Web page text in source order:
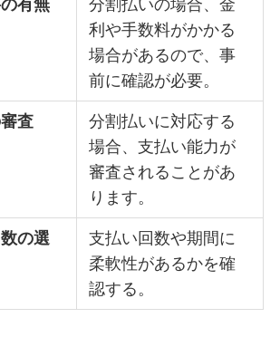
有無
分割払いの場合、金
利や手数料がかかる
場合があるので、事
前に確認が必要。
査
分割払いに対応する
場合、支払い能力が
審査されることがあ
ります。
の選
支払い回数や期間に
柔軟性があるかを確
認する。